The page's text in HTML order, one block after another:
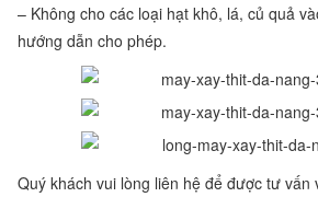
– Không cho các loại hạt khô, lá, củ quả
hướng dẫn cho phép.
Quý khách vui lòng liên hệ để được tư vấn